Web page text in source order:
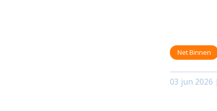
Net Binnen
03 jun 2026